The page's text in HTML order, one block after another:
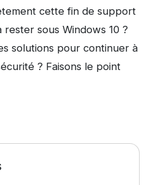
cette fin de support
rester sous Windows 10 ?
solutions pour continuer à
? Faisons le point